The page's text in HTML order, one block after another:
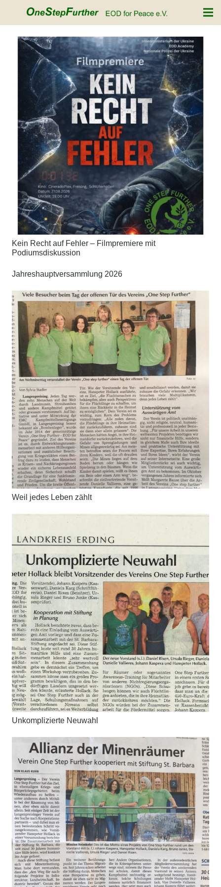
Kein Recht auf Fehler – Filmpremiere mit
Podiumsdiskussion
Jahreshauptversammlung 2026
Weil jedes Leben zählt
Unkomplizierte Neuwahl